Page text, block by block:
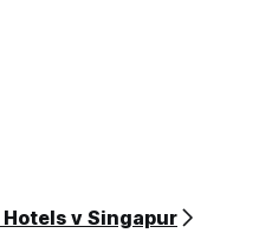
v Singapur